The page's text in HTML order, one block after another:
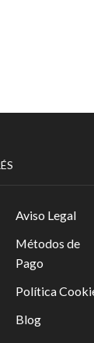
Aviso Legal
Métodos de
Pago
Política
Blog